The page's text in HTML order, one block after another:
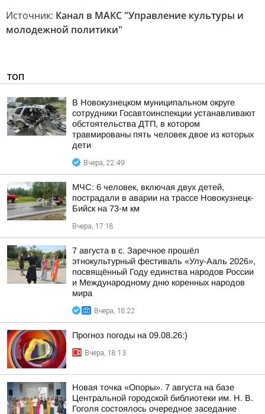
Источник: Канал в МАКС "Управление культуры и
молодежной политики"
ТОП
В Новокузнецком муниципальном округе
сотрудники Госавтоинспекции устанавливают
обстоятельства ДТП, в котором
травмированы пять человек двое из которых
дети
Вчера, 22:49
МЧС: 6 человек, включая двух детей,
пострадали в аварии на трассе Новокузнецк-
Бийск на 73-м км
Вчера, 17:18
7 августа в с. Заречное прошёл
этнокультурный фестиваль «Улу-Ааль 2026»,
посвящённый Году единства народов России
и Международному дню коренных народов
мира
Вчера, 18:22
Прогноз погоды на 09.08.26:)
Вчера, 18:13
Новая точка «Опоры». 7 августа на базе
Центральной городской библиотеки им. Н. В.
Гоголя состоялось очередное заседание